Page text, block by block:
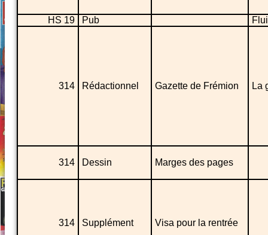
HS 19 Pub
314 Rédactionnel Gazette de Frémion La
314 Dessin Marges des pages
314 Supplément Visa pour la rentrée